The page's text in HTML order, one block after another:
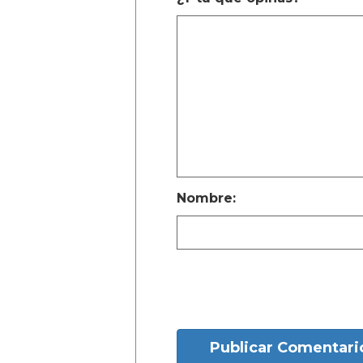
Nombre:
Publicar